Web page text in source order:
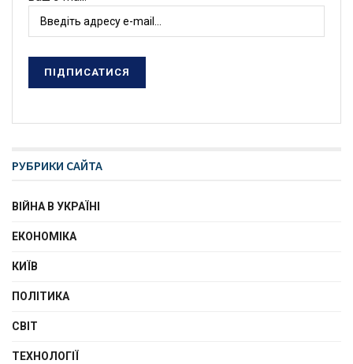
РУБРИКИ САЙТА
ВІЙНА В УКРАЇНІ
ЕКОНОМІКА
КИЇВ
ПОЛІТИКА
СВІТ
ТЕХНОЛОГІЇ